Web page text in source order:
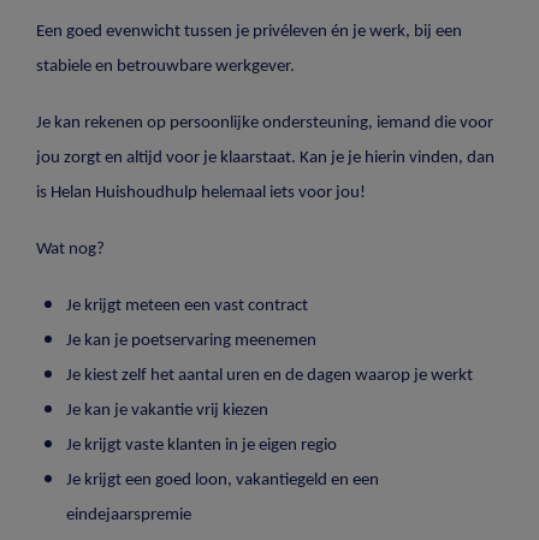
Een goed evenwicht tussen je privéleven én je werk, bij een
stabiele en betrouwbare werkgever.
Je kan rekenen op persoonlijke ondersteuning, iemand die voor
jou zorgt en altijd voor je klaarstaat. Kan je je hierin vinden, dan
is Helan Huishoudhulp helemaal iets voor jou!
Wat nog?
Je krijgt meteen een vast contract
Je kan je poetservaring meenemen
Je kiest zelf het aantal uren en de dagen waarop je werkt
Je kan je vakantie vrij kiezen
Je krijgt vaste klanten in je eigen regio
Je krijgt een goed loon, vakantiegeld en een
eindejaarspremie